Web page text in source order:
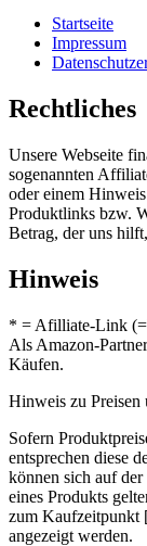
Startseite
Impressum
Rechtliches
Unsere Webseite
sogenannten
oder einem
Produktlinks bzw.
Betrag, der uns
Hinweis
* = Afilliate-Link
Als Amazon-
Käufen.
Hinweis zu Preisen
Sofern
entsprechen diese
können sich auf
eines Produkts
zum Kaufzeitpunkt
angezeigt werden.